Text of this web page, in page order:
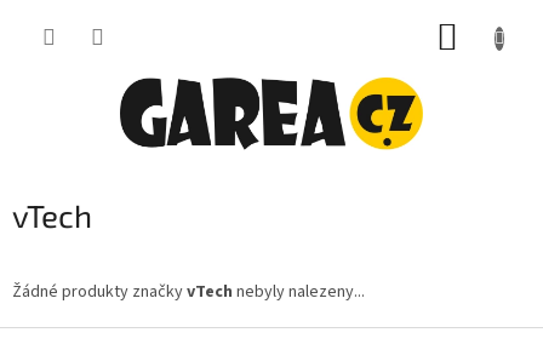
vTech
Žádné produkty značkyvTech nebyly nalezeny...